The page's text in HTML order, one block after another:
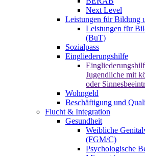
Next Level
Leistungen für Bildung
Leistungen für
(BuT)
Sozialpass
Eingliederungshilfe
Jugendliche mit
oder
Wohngeld
Beschäftigung und
Flucht & Integration
Gesundheit
Weibliche
(FGM/C)
Psychologische